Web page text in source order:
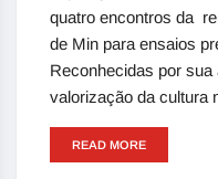
quatro encontros da
de Min para ensaios
Reconhecidas por
valorização da cultura
READ MORE